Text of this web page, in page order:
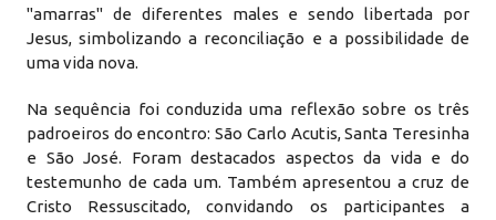
"amarras" de diferentes males e sendo libertada por
Jesus, simbolizando a reconciliação e a possibilidade de
uma vida nova.
Na sequência foi conduzida uma reflexão sobre os três
padroeiros do encontro: São Carlo Acutis, Santa Teresinha
e São José. Foram destacados aspectos da vida e do
testemunho de cada um. Também apresentou a cruz de
Cristo Ressuscitado, convidando os participantes a